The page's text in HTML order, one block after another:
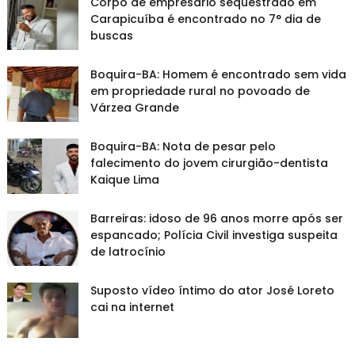
Carapicuíba é encontrado no 7° dia de
buscas
Boquira-BA: Homem é encontrado sem vida
em propriedade rural no povoado de
Várzea Grande
Boquira-BA: Nota de pesar pelo
falecimento do jovem cirurgião-dentista
Kaique Lima
Barreiras: idoso de 96 anos morre após ser
espancado; Polícia Civil investiga suspeita
de latrocínio
Suposto vídeo íntimo do ator José Loreto
cai na internet